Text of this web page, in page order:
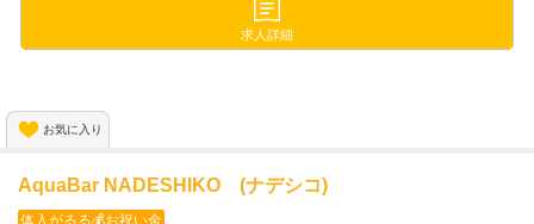
実現する当店で働きませんか？✨
少しでも興味を持っていただけたら
まずは体入にお越しください！
求人詳細
お気に入り
AquaBar NADESHIKO (ナデシコ)